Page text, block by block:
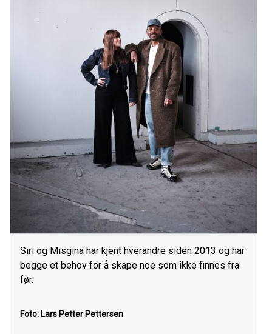
Siri og Misgina har kjent hverandre siden 2013 og har
begge et behov for å skape noe som ikke finnes fra
før.
Foto: Lars Petter Pettersen